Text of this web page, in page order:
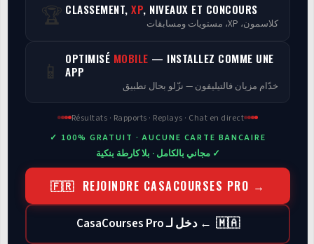
🏆 CLASSEMENT, XP, NIVEAUX ET CONCOURS
كلاسمون، XP، مستويات ومسابقات
📱 OPTIMISÉ MOBILE — INSTALLEZ COMME UNE
APP
خدّام مزيان فالتيليفون — نزّلو بحال تطبيق
Résultats · Rapports · Replays · Chat en direct
✓ 100% GRATUIT · AUCUNE CARTE BANCAIRE
✓ مجاني بالكامل · بلا كارطة بنكية
🇫🇷 REJOINDRE CASACOURSES PRO →
🇲🇦 ← دخل لـ CasaCourses Pro